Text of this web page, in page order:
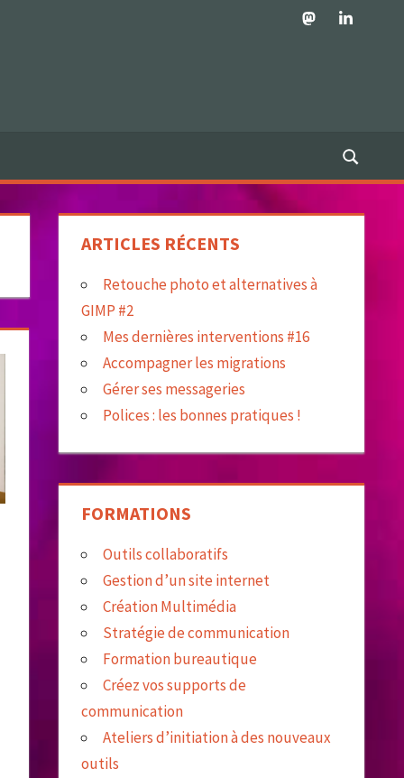
MastodonLinkedIn
ARTICLES RÉCENTS
Retouche photo et alternatives à
GIMP #2
Mes dernières interventions #16
Accompagner les migrations
Gérer ses messageries
Polices : les bonnes pratiques !
FORMATIONS
Outils collaboratifs
Gestion d’un site internet
Création Multimédia
Stratégie de communication
Formation bureautique
Créez vos supports de
communication
Ateliers d’initiation à des nouveaux
outils